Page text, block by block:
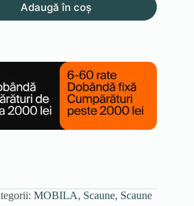
Adaugă în coș
MOBILA, Scaune, Scaune